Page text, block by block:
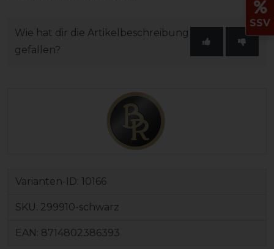
Wie hat dir die Artikelbeschreibung
gefallen?
Varianten-ID: 10166
SKU: 299910-schwarz
EAN: 8714802386393
SSV